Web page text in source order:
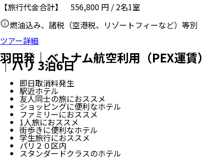
【旅行代金合計】 556,800 円 / 2名1室
燃油込み、諸税（空港税、リゾートフィーなど）等別
ツアー詳細
羽田発｜ベトナム航空利用（PEX運賃）
｜パリ 3泊6日
即日取消料発生
駅近ホテル
友人同士の旅におススメ
ショッピングに便利なホテル
ファミリーにおススメ
1人旅におススメ
街歩きに便利なホテル
学生旅行におススメ
パリ２０区内
スタンダードクラスのホテル